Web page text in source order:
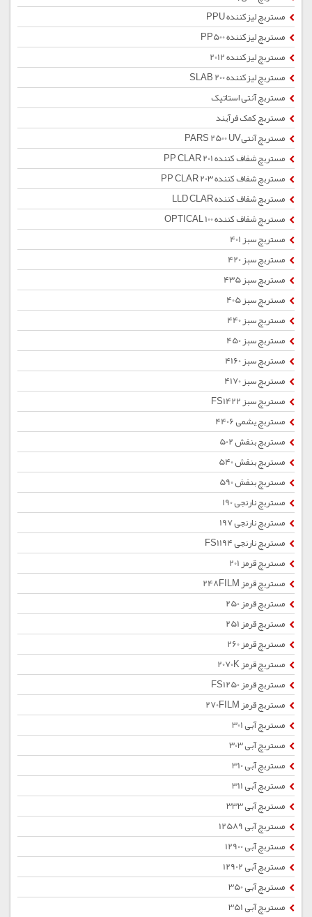
مستربچ لیزکننده PPU
مستربچ لیزکننده PP500
مستربچ لیزکننده 2012
مستربچ لیزکننده SLAB 200
مستربچ آنتی استاتیک
مستربچ کمک فرآیند
مستربچ آنتیPARS 2500 UV
مستربچ شفاف کننده PP CLAR 201
مستربچ شفاف کننده PP CLAR 203
مستربچ شفاف کننده LLD CLAR
مستربچ شفاف کننده OPTICAL 100
مستربچ سبز 401
مستربچ سبز 420
مستربچ سبز 435
مستربچ سبز 405
مستربچ سبز 440
مستربچ سبز 450
مستربچ سبز 4160
مستربچ سبز 4170
مستربچ سبز FS1422
مستربچ یشمی 4406
مستربچ بنفش 502
مستربچ بنفش 540
مستربچ بنفش 590
مستربچ نارنجی 190
مستربچ نارنجی 197
مستربچ نارنجی FS1194
مستربچ قرمز 201
مستربچ قرمز 248FILM
مستربچ قرمز 250
مستربچ قرمز 251
مستربچ قرمز 260
مستربچ قرمز 2070K
مستربچ قرمز FS1250
مستربچ قرمز 270FILM
مستربچ آبی 301
مستربچ آبی 303
مستربچ آبی 310
مستربچ آبی 311
مستربچ آبی 333
مستربچ آبی 12589
مستربچ آبی 12900
مستربچ آبی 12902
مستربچ آبی 350
مستربچ آبی 351